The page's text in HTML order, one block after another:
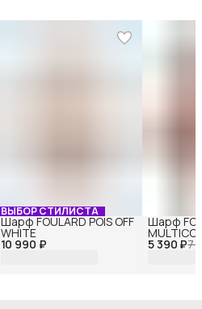
ВЫБОР СТИЛИСТА
10 990 ₽
Шарф FOULARD POIS OFF
WHITE
5 390 ₽7
Шарф